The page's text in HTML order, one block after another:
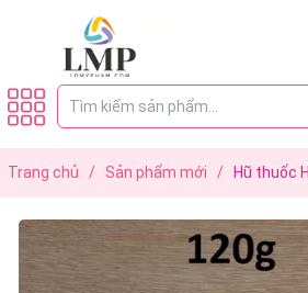
Trang chủ / Sản phẩm mới / Hũ thuốc